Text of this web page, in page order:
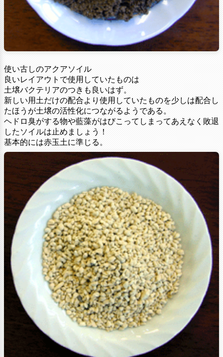
使い古しのアクアソイル
良いレイアウトで使用していたものは
土壌バクテリアのつきも良いはず。
新しい用土だけの配合より使用していたものを少しは配合し
たほうが土壌の活性化につながるようである。
ヘドロ臭がする物や藍藻がはびこってしまってあえなく敗退
したソイルは止めましょう！
基本的には赤玉土に準じる。